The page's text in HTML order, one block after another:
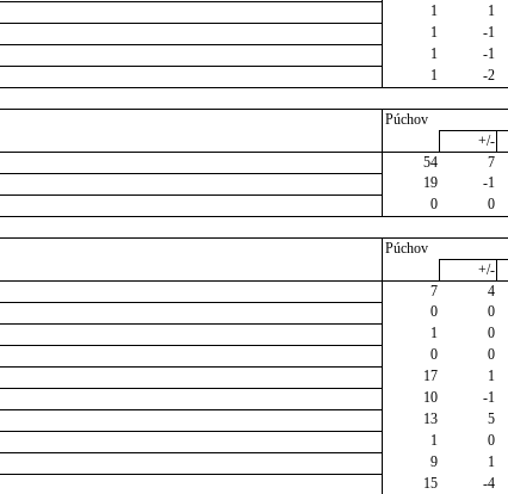
1 1
1 -1
1 -1
1 -2
Púchov
+/-
54 7
19 -1
0 0
Púchov
+/-
7 4
0 0
1 0
0 0
17 1
10 -1
13 5
1 0
9 1
15 -4